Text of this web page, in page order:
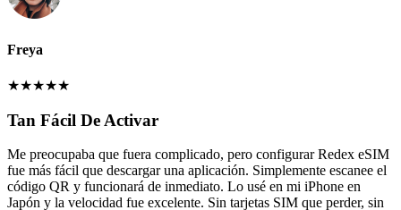
Freya
★★★★★
Tan Fácil De Activar
Me preocupaba que fuera complicado, pero configurar Redex eSIM
fue más fácil que descargar una aplicación. Simplemente escanee el
código QR y funcionará de inmediato. Lo usé en mi iPhone en
Japón y la velocidad fue excelente. Sin tarjetas SIM que perder, sin